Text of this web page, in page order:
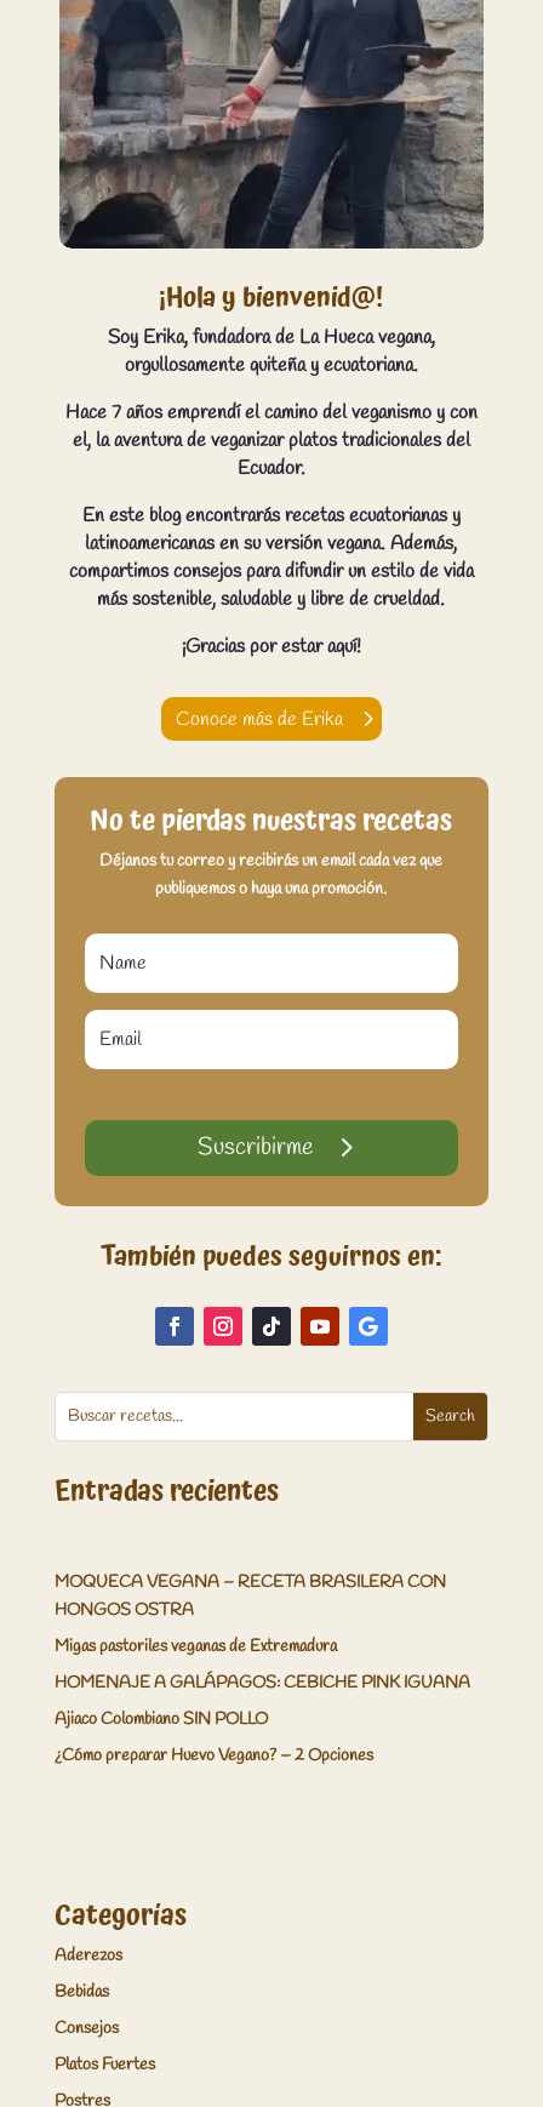
¡Hola y bienvenid@!
Soy Erika, fundadora de La Hueca vegana,
orgullosamente quiteña y ecuatoriana.
Hace 7 años emprendí el camino del veganismo y con
el, la aventura de veganizar platos tradicionales del
Ecuador.
En este blog encontrarás recetas ecuatorianas y
latinoamericanas en su versión vegana. Además,
compartimos consejos para difundir un estilo de vida
más sostenible, saludable y libre de crueldad.
¡Gracias por estar aquí!
Conoce más de Erika
No te pierdas nuestras recetas
Déjanos tu correo y recibirás un email cada vez que
publiquemos o haya una promoción.
Suscribirme
También puedes seguirnos en:
Entradas recientes
MOQUECA VEGANA – RECETA BRASILERA CON
HONGOS OSTRA
Migas pastoriles veganas de Extremadura
HOMENAJE A GALÁPAGOS: CEBICHE PINK IGUANA
Ajiaco Colombiano SIN POLLO
¿Cómo preparar Huevo Vegano? – 2 Opciones
Categorías
Aderezos
Bebidas
Consejos
Platos Fuertes
Postres